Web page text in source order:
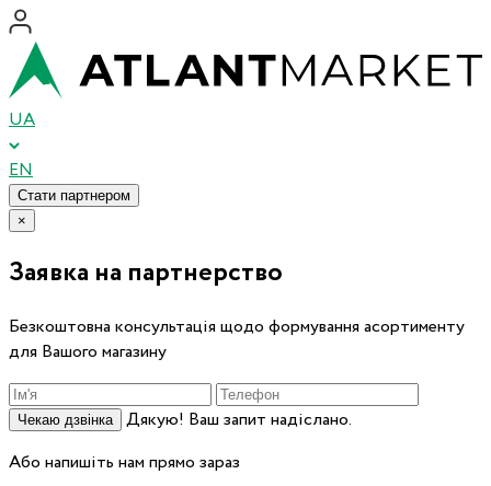
UA
EN
Стати партнером
×
Заявка на партнерство
Безкоштовна консультація щодо формування асортименту
для Вашого магазину
Чекаю дзвінка
Дякую! Ваш запит надіслано.
Або напишіть нам прямо зараз